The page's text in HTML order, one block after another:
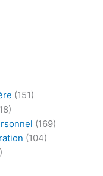
(151)
(169)
(104)